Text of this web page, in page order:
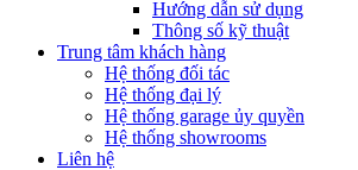
Hướng dẫn sử dụng
Thông số kỹ thuật
Trung tâm khách hàng
Hệ thống đối tác
Hệ thống đại lý
Hệ thống garage ủy quyền
Hệ thống showrooms
Liên hệ